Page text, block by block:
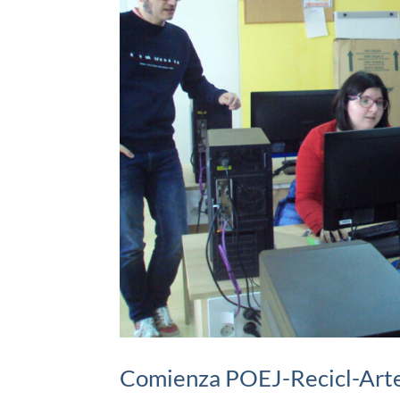
Comienza POEJ-Recicl-